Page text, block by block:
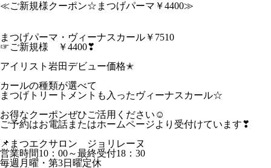
≪ご新規様クーポン☆まつげパーマ￥4400≫
まつげパーマ・ヴィーナスカール￥7510
☞ご新規様 ￥4400❣
アイリスト岩田デビュー価格✭
カールの種類が選べて
まつげトリートメントも入ったヴィーナスカール☆
お得なクーポンぜひご活用ください☺
ご予約はお電話またはホームページより受付けています❣
📌まつエクサロン ジョリレーヌ
営業時間10：00～最終受付18：30
毎週月曜・第3日曜定休